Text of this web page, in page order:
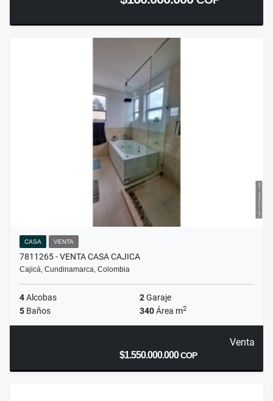
CASA VENTA
7811265 - VENTA CASA CAJICA
Cajicá, Cundinamarca, Colombia
4Alcobas 2Garaje
5 Baños 340Área m2
Venta
$1.550.000.000COP